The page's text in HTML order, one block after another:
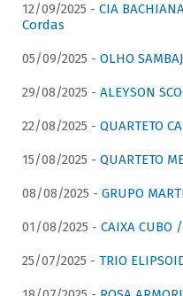
12/09/2025 - CIA
Cordas
05/09/2025 - OLHO
29/08/2025 - ALEYSON
22/08/2025 - QUARTETO
15/08/2025 - QUARTETO
08/08/2025 - GRUPO
01/08/2025 - CAIXA CUBO
25/07/2025 - TRIO